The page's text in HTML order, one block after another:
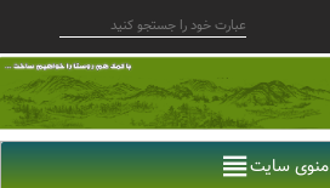
منوی سایت